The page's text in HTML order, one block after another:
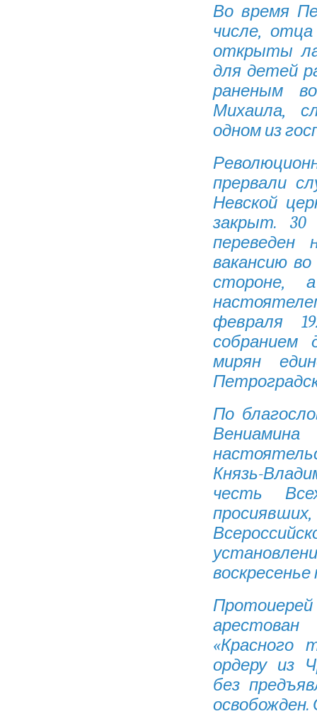
Во время
числе,
открыты
для детей
раненым
Михаила,
одном из
прервали
Невской
закрыт.
переведен
вакансию
стороне,
февраля
собранием
мирян
По
Князь-
честь
«Красного
ордеру из
без
освобожден.